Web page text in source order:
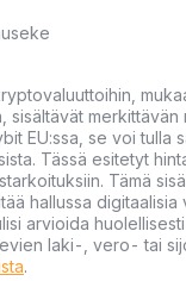
sisältävät
EU:ssa, se voi tulla
Tässä esitetyt
Tämä
hallussa
arvioida
laki-, vero- tai
.